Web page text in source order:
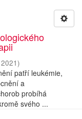
2021)
patří leukémie,
a
probíhá
svého ...